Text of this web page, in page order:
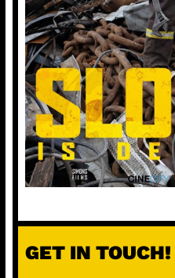
GET IN TOUCH!